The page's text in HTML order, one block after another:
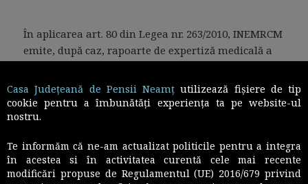
În aplicarea art. 80 din Legea nr. 263/2010, INEMRCM
emite, după caz, rapoarte de expertiză medicală a
medicale asupra capacităţii de muncă.
În cazul deciziilor comisiilor de expertiză medico-
militară de pe lângă spitalele din sistemul de
Casa Județeană de Pensii Neamț utilizează fişiere de tip
cookie pentru a îmbunătăți experiența ta pe website-ul
nostru.
Te informăm că ne-am actualizat politicile pentru a integra
în acestea si în activitatea curentă cele mai recente
modificări propuse de Regulamentul (UE) 2016/679 privind